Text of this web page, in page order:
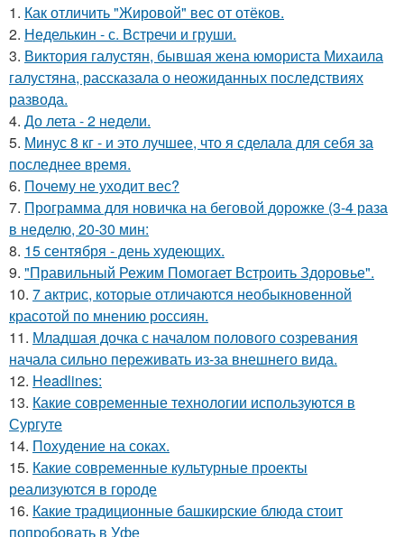
1. Как отличить "Жировой" вес от отёков.
2. Неделькин - с. Встречи и груши.
3. Виктория галустян, бывшая жена юмориста Михаила
галустяна, рассказала о неожиданных последствиях
развода.
4. До лета - 2 недели.
5. Минус 8 кг - и это лучшее, что я сделала для себя за
последнее время.
6. Почему не уходит вес?
7. Программа для новичка на беговой дорожке (3-4 раза
в неделю, 20-30 мин:
8. 15 сентября - день худеющих.
9. "Правильный Режим Помогает Встроить Здоровье".
10. 7 актрис, которые отличаются необыкновенной
красотой по мнению россиян.
11. Младшая дочка с началом полового созревания
начала сильно переживать из-за внешнего вида.
12. Headlines:
13. Какие современные технологии используются в
Сургуте
14. Похудение на соках.
15. Какие современные культурные проекты
реализуются в городе
16. Какие традиционные башкирские блюда стоит
попробовать в Уфе